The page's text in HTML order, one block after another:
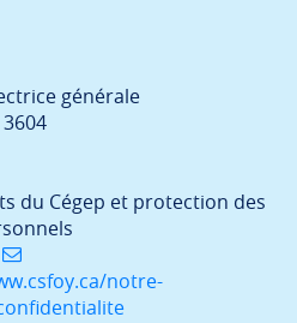
générale
du Cégep et protection des
notre-